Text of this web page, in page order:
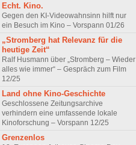
Echt. Kino.
Gegen den KI-Videowahnsinn hilft nur
ein Besuch im Kino – Vorspann 01/26
„Stromberg hat Relevanz für die
heutige Zeit“
Ralf Husmann über „Stromberg – Wieder
alles wie immer“ – Gespräch zum Film
12/25
Land ohne Kino-Geschichte
Geschlossene Zeitungsarchive
verhindern eine umfassende lokale
Kinoforschung – Vorspann 12/25
Grenzenlos